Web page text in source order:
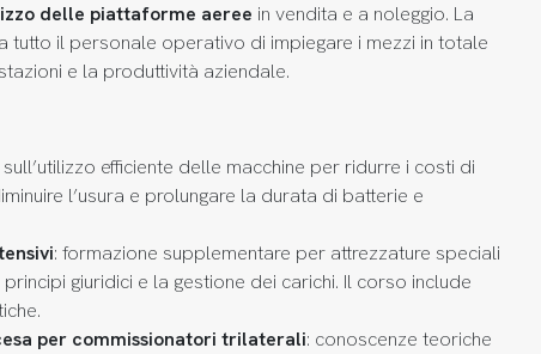
delle piattaforme aeree in vendita e a noleggio. La
tutto il personale operativo di impiegare i mezzi in totale
e la produttività aziendale.
efficiente delle macchine per ridurre i costi di
l’usura e prolungare la durata di batterie e
: formazione supplementare per attrezzature speciali
giuridici e la gestione dei carichi. Il corso include
per commissionatori trilaterali: conoscenze teoriche